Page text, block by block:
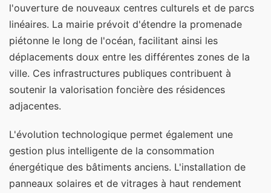
l'ouverture de nouveaux centres culturels et de parcs
linéaires. La mairie prévoit d'étendre la promenade
piétonne le long de l'océan, facilitant ainsi les
déplacements doux entre les différentes zones de la
ville. Ces infrastructures publiques contribuent à
soutenir la valorisation foncière des résidences
adjacentes.
L'évolution technologique permet également une
gestion plus intelligente de la consommation
énergétique des bâtiments anciens. L'installation de
panneaux solaires et de vitrages à haut rendement